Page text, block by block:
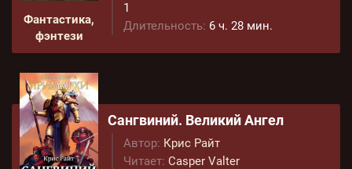
Фантастика,
фэнтези
1
Длительность: 6 ч. 28 мин.
Сангвиний. Великий Ангел
Автор: Крис Райт
Читает: Casper Valter